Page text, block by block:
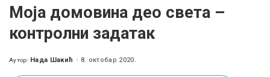
Моја домовина део света –
контролни задатак
Posted
Аутор: Нада Шакић 8. октобар 2020.